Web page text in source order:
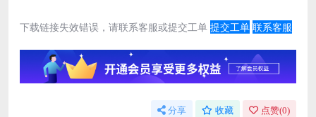
下载链接失效错误，请联系客服或提交工单 提交工单 联系客服
分享 收藏 点赞(0)